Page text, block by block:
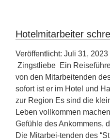
Hotelmitarbeiter
Veröffentlicht: Juli 31, 2023
Zingstliebe Ein
von den Mitarbeitenden
sofort ist er im Hotel und
zur Region Es sind die
Leben vollkommen
Gefühle des Ankommens,
Die Mitarbei-tenden des